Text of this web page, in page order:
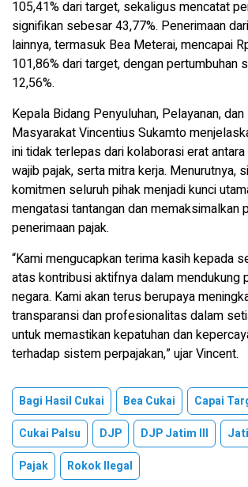
105,41% dari target, sekaligus mencatat
signifikan sebesar 43,77%. Penerimaan
lainnya, termasuk Bea Meterai, mencapai
101,86% dari target, dengan pertumbuhan
12,56%.
Kepala Bidang Penyuluhan, Pelayanan,
Masyarakat Vincentius Sukamto
ini tidak terlepas dari kolaborasi erat
wajib pajak, serta mitra kerja. Menurutnya,
komitmen seluruh pihak menjadi kunci
mengatasi tantangan dan memaksimalkan
penerimaan pajak.
“Kami mengucapkan terima kasih kepada
atas kontribusi aktifnya dalam mendukung
negara. Kami akan terus berupaya
transparansi dan profesionalitas dalam
untuk memastikan kepatuhan dan
terhadap sistem perpajakan,” ujar Vincent.
Bagi Hasil Cukai Bea Cukai Capai
Cukai Palsu
DJP DJP Jatim III
Pajak
Rokok Ilegal